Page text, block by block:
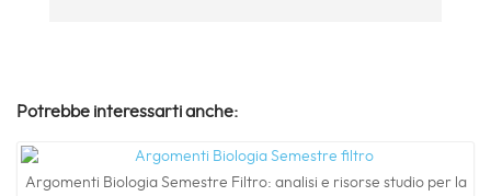
Potrebbe interessarti anche:
Argomenti Biologia Semestre Filtro: analisi e risorse studio per la